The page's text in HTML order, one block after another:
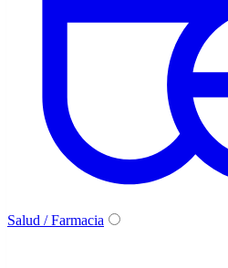
Salud / Farmacia